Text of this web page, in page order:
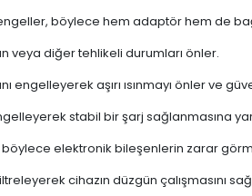
engeller, böylece hem adaptör hem de
veya diğer tehlikeli durumları önler.
engelleyerek aşırı ısınmayı önler ve
stabil bir şarj sağlanmasına
böylece elektronik bileşenlerin zarar
cihazın düzgün çalışmasını